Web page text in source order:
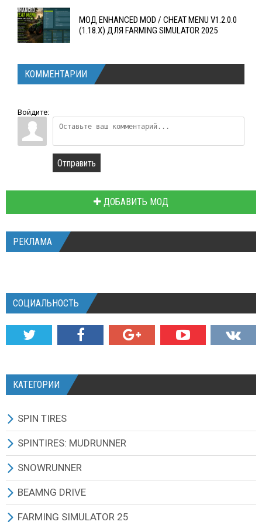
МОД ENHANCED MOD / CHEAT MENU V1.2.0.0
(1.18.X) ДЛЯ FARMING SIMULATOR 2025
КОММЕНТАРИИ
Войдите:
Отправить
ДОБАВИТЬ МОД
РЕКЛАМА
СОЦИАЛЬНОСТЬ
КАТЕГОРИИ
SPIN TIRES
СКАЧАТЬ ИГРУ
ВСЕ МОДЫ
ТЕХНИКА
КАРТЫ
SPINTIRES: MUDRUNNER
ВСЕ МОДЫ
ГРУЗОВИКИ
ВНЕДОРОЖНИКИ
SNOWRUNNER
ВСЕ МОДЫ
ГРУЗОВИКИ
BEAMNG DRIVE
BEAMNG DRIVE ИГРА И ОБНОВЛЕНИЯ
FARMING SIMULATOR 25